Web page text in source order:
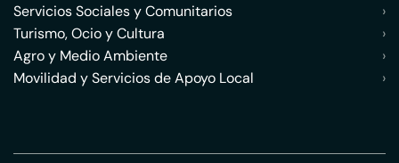
Servicios Sociales y Comunitarios
›
Turismo, Ocio y Cultura
›
Agro y Medio Ambiente
›
Movilidad y Servicios de Apoyo Local
›